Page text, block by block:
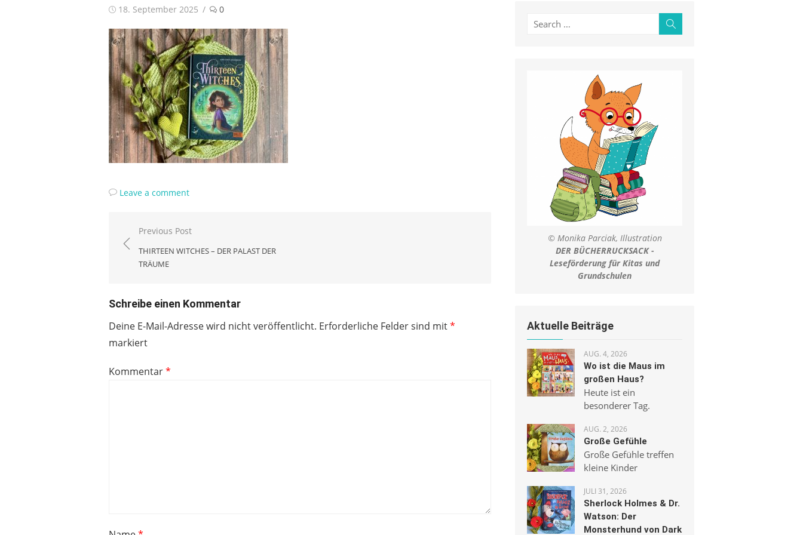
Posted
18. September 2025 0
Leave a comment
Beitragsnavigation
Previous Post
THIRTEEN WITCHES – DER PALAST DER
TRÄUME
Schreibe einen Kommentar
Deine E-Mail-Adresse wird nicht veröffentlicht. Erforderliche Felder sind mit*
markiert
Kommentar*
Search
© Monika Parciak, Illustration
DER BÜCHERRUCKSACK -
Leseförderung für Kitas und
Grundschulen
Aktuelle Beiträge
AUG. 4, 2026
Wo ist die Maus im
großen Haus?
Heute ist ein
besonderer Tag.
AUG. 2, 2026
Große Gefühle
Große Gefühle treffen
kleine Kinder
JULI 31, 2026
Sherlock Holmes & Dr.
Watson: Der
Monsterhund von Dark